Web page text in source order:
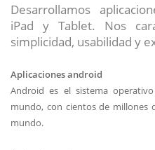
Desarrollamos
iPad y Tablet. Nos
simplicidad, usabilidad y
Aplicaciones android
Android es el sistema
mundo, con cientos de millones
mundo.